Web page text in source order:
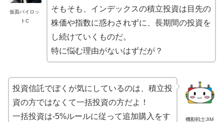
仮面パイロッ
トC
そもそも、インデックスの積立投資は目先の
株価や指数に惑わされずに、長期間の投資を
し続けていくものだ。
特に悩む理由がないはずだが？
機動戦士JIM
投資信託でぼくが気にしているのは、積立投
資の方ではなくて一括投資の方だよ！
一括投資は-5%ルールに従って追加購入をす